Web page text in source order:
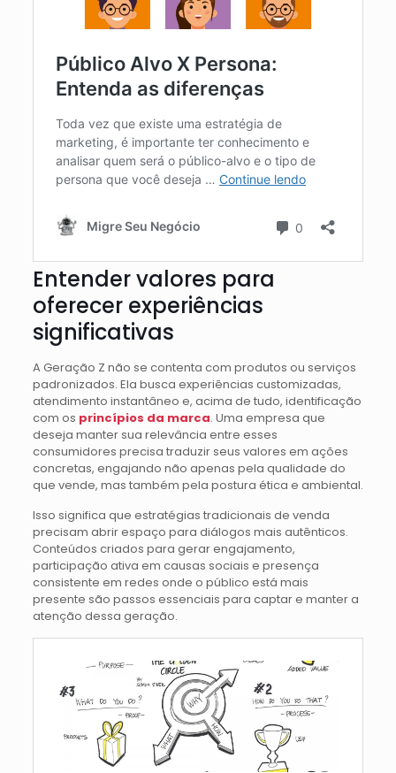
Entender valores para
oferecer experiências
significativas
A Geração Z não se contenta com produtos ou serviços
padronizados. Ela busca experiências customizadas,
atendimento instantâneo e, acima de tudo, identificação
com os princípios da marca. Uma empresa que
deseja manter sua relevância entre esses
consumidores precisa traduzir seus valores em ações
concretas, engajando não apenas pela qualidade do
que vende, mas também pela postura ética e ambiental.
Isso significa que estratégias tradicionais de venda
precisam abrir espaço para diálogos mais autênticos.
Conteúdos criados para gerar engajamento,
participação ativa em causas sociais e presença
consistente em redes onde o público está mais
presente são passos essenciais para captar e manter a
atenção dessa geração.